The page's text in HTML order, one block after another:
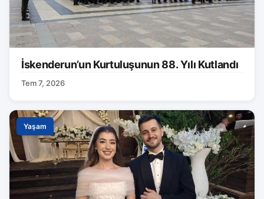
İskenderun’un Kurtuluşunun 88. Yılı Kutlandı
Tem 7, 2026
Yaşam